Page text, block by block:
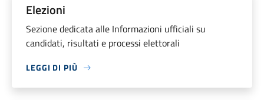
Elezioni
Sezione dedicata alle Informazioni ufficiali su
candidati, risultati e processi elettorali
LEGGI DI PIÙ